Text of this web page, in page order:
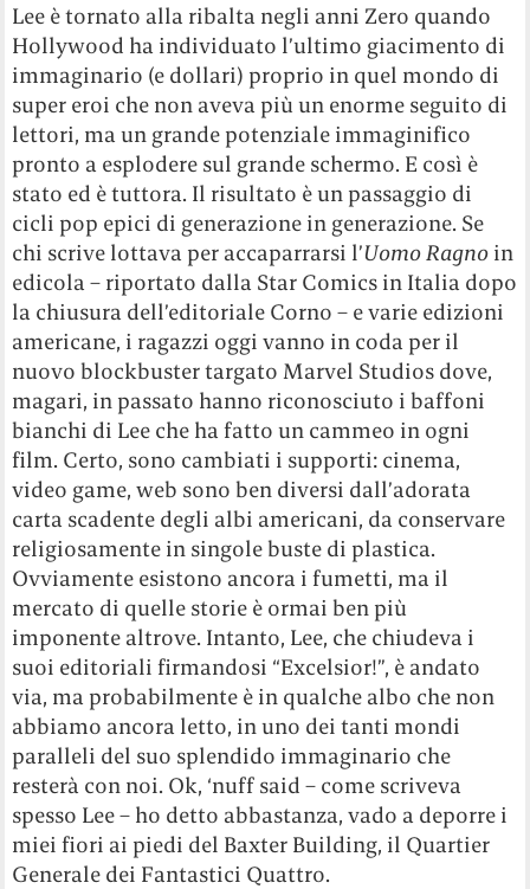
Lee è tornato alla ribalta negli anni Zero quando
Hollywood ha individuato l’ultimo giacimento di
immaginario (e dollari) proprio in quel mondo di
super eroi che non aveva più un enorme seguito di
lettori, ma un grande potenziale immaginifico
pronto a esplodere sul grande schermo. E così è
stato ed è tuttora. Il risultato è un passaggio di
cicli pop epici di generazione in generazione. Se
chi scrive lottava per accaparrarsi l’Uomo Ragno in
edicola – riportato dalla Star Comics in Italia dopo
la chiusura dell’editoriale Corno – e varie edizioni
americane, i ragazzi oggi vanno in coda per il
nuovo blockbuster targato Marvel Studios dove,
magari, in passato hanno riconosciuto i baffoni
bianchi di Lee che ha fatto un cammeo in ogni
film. Certo, sono cambiati i supporti: cinema,
video game, web sono ben diversi dall’adorata
carta scadente degli albi americani, da conservare
religiosamente in singole buste di plastica.
Ovviamente esistono ancora i fumetti, ma il
mercato di quelle storie è ormai ben più
imponente altrove. Intanto, Lee, che chiudeva i
suoi editoriali firmandosi “Excelsior!”, è andato
via, ma probabilmente è in qualche albo che non
abbiamo ancora letto, in uno dei tanti mondi
paralleli del suo splendido immaginario che
resterà con noi. Ok, ‘nuff said – come scriveva
spesso Lee – ho detto abbastanza, vado a deporre i
miei fiori ai piedi del Baxter Building, il Quartier
Generale dei Fantastici Quattro.